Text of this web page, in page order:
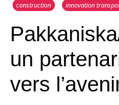
construction innovation
un
vers